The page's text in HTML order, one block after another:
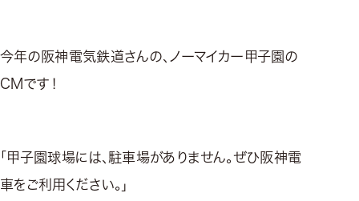
今年の阪神電気鉄道さんの、ノーマイカー甲子園の
CMです！
「甲子園球場には、駐車場がありません。ぜひ阪神電
車をご利用ください。」